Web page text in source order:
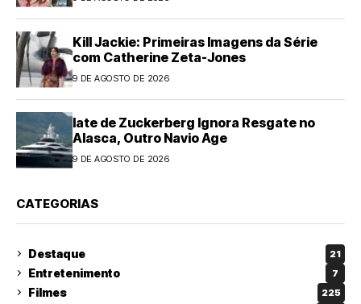
Kill Jackie: Primeiras Imagens da Série
com Catherine Zeta-Jones
9 DE AGOSTO DE 2026
Iate de Zuckerberg Ignora Resgate no
Alasca, Outro Navio Age
9 DE AGOSTO DE 2026
CATEGORIAS
Destaque 21
Entretenimento 7
Filmes 225